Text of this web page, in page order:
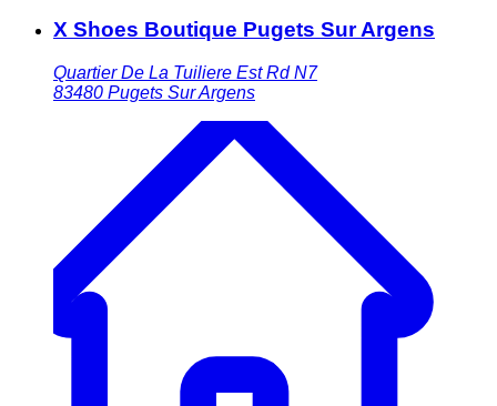
X Shoes Boutique Pugets Sur Argens
Quartier De La Tuiliere Est Rd N7
83480 Pugets Sur Argens